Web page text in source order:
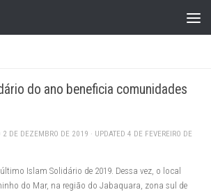
do ano beneficia comunidades
2 DE DEZEMBRO DE 2019 · UPDATED 4 DE FEVEREIRO DE
Islam Solidário de 2019. Dessa vez, o local
do Mar, na região do Jabaquara, zona sul de